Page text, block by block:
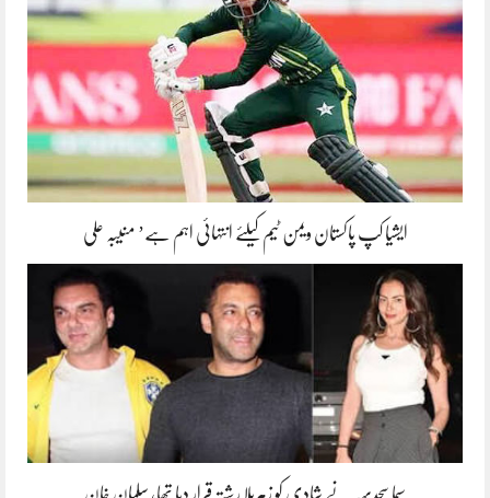
ایشیا کپ پاکستان ویمن ٹیم کیلئے انتہائی اہم ہے’ منیبہ علی
سیما سجدیہہ نے شادی کو زہریلا رشتہ قرار دیا تھا، سلمان خان